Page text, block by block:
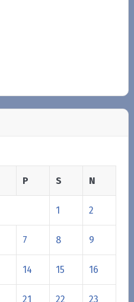
P S N
1 2
7 8 9
14 15 16
21 22 23